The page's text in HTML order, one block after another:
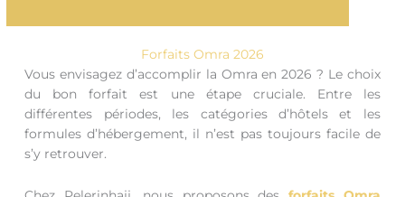
Forfaits Omra 2026
Vous envisagez d’accomplir la Omra en 2026 ? Le choix
du bon forfait est une étape cruciale. Entre les
différentes périodes, les catégories d’hôtels et les
formules d’hébergement, il n’est pas toujours facile de
s’y retrouver.